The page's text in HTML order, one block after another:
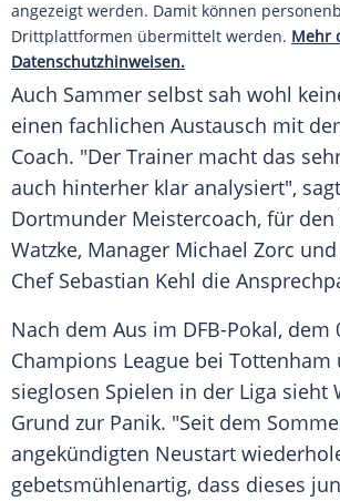
angezeigt werden. Damit können
Drittplattformen übermittelt werden. Mehr
Datenschutzhinweisen.
Auch Sammer selbst sah wohl
einen fachlichen Austausch mit
Coach. "Der Trainer macht das
auch hinterher klar analysiert",
Dortmunder Meistercoach, für
Watzke, Manager Michael Zorc
Chef Sebastian Kehl die
Nach dem Aus im DFB-Pokal, dem
Champions League bei Tottenham
sieglosen Spielen in der Liga sieht
Grund zur Panik. "Seit dem
angekündigten Neustart
gebetsmühlenartig, dass dieses